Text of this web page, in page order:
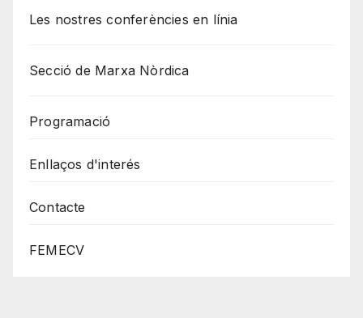
Les nostres conferències en línia
Secció de Marxa Nòrdica
Programació
Enllaços d'interés
Contacte
FEMECV